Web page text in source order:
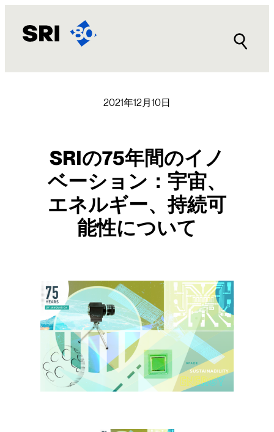
キ
2021年12月10日
SRIの75年間のイノ
ベーション：宇宙、
エネルギー、持続可
能性について